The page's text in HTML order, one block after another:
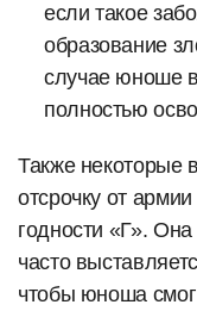
если такое
образование
случае юноше
полностью
Также некоторые
отсрочку от
годности «Г».
часто
чтобы юноша